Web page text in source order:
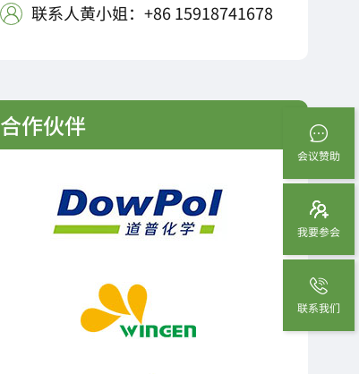
 联系人黄小姐：+86 15918741678
合作伙伴
会议赞助
我要参会
联系我们